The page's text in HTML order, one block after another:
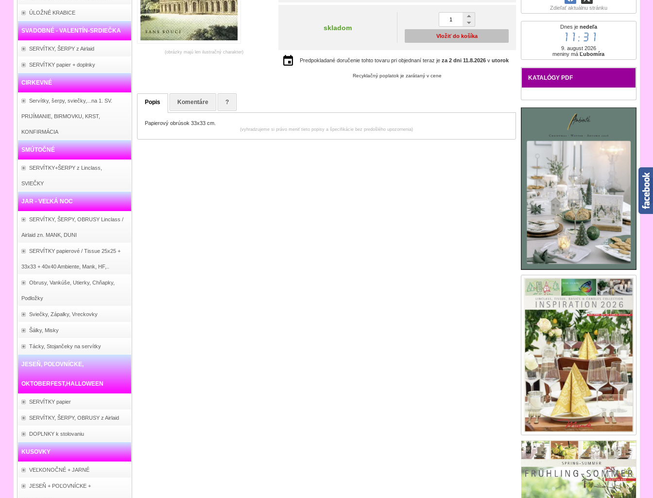
ÚLOŽNÉ KRABICE
SVADOBNÉ - VALENTÍN-SRDIEČKA
SERVÍTKY, ŠERPY z Airlaid
SERVÍTKY papier + doplnky
CIRKEVNÉ
Servítky, šerpy, sviečky,...na 1. SV.
PRIJÍMANIE, BIRMOVKU, KRST,
KONFIRMÁCIA
SMÚTOČNÉ
SERVÍTKY+ŠERPY z Linclass,
SVIEČKY
JAR - VEĽKÁ NOC
SERVÍTKY, ŠERPY, OBRUSY Linclass /
Airlaid zn. MANK, DUNI
SERVÍTKY papierové / Tissue 25x25 +
33x33 + 40x40 Ambiente, Mank, HF,..
Obrusy, Vankúše, Utierky, Chňapky,
Podložky
Sviečky, Zápalky, Vreckovky
Šálky, Misky
Tácky, Stojančeky na servítky
JESEŇ, POĽOVNÍCKE,
OKTOBERFEST,HALLOWEEN
SERVÍTKY papier
SERVÍTKY, ŠERPY, OBRUSY z Airlaid
DOPLNKY k stolovaniu
KUSOVKY
VEĽKONOČNÉ + JARNÉ
JESEŇ + POĽOVNÍCKE +
Zdieľať aktuálnu stránku
Dnes je nedeľa
11:31
9. august 2026
meniny máĽubomíra
KATALÓGY PDF
(obrázky majú len ilustračný charakter)
skladom
Vložiť do košíka
Predpokladané doručenie tohto tovaru pri objednaní teraz je za 2 dni 11.8.2026v utorok
Recyklačný poplatok je zarátaný v cene
Popis Komentáre ?
Papierový obrúsok 33x33 cm.
(vyhradzujeme si právo meniť tieto popisy a špecifikácie bez predošlého upozornenia)